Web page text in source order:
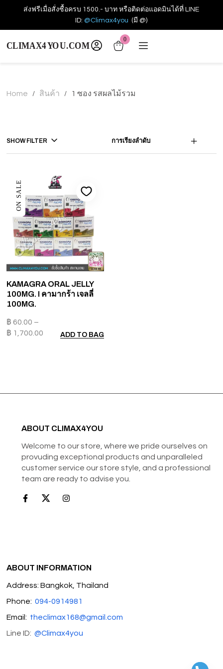
ส่งฟรีเมื่อสั่งซื้อครบ 1500.- บาท หรือติดต่อแอดมินได้ที่ LINE
ID: @Climax4you (มี @)
0
Home / สินค้า / 1 ซอง รสผลไม้รวม
SHOW FILTER การเรียงลำดับ
ON SALE
KAMAGRA ORAL JELLY
100MG. I คามากร้า เจลลี่
100MG.
฿ 60.00 –
฿ 1,700.00 ADD TO BAG
ABOUT CLIMAX4YOU
Welcome to our store, where we pride ourselves on
provuding exceptional products and unparalleled
customer service our store style, and a professional
team are ready to advise you.
ABOUT INFORMATION
Address: Bangkok, Thailand
Phone: 094-0914981
Email: theclimax168@gmail.com
Line ID:@Climax4you